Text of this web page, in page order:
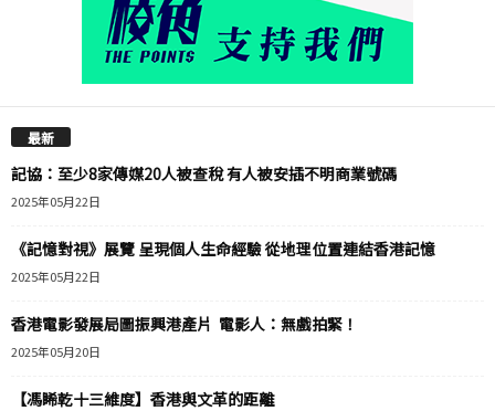
最新
記協：至少8家傳媒20人被查稅 有人被安插不明商業號碼
2025年05月22日
《記憶對視》展覽 呈現個人生命經驗 從地理位置連結香港記憶
2025年05月22日
香港電影發展局圖振興港產片 電影人：無戲拍緊！
2025年05月20日
【馮睎乾十三維度】香港與文革的距離